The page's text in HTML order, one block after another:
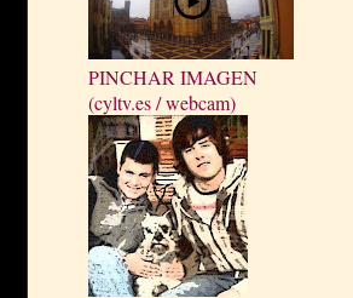
PINCHAR IMAGEN
(cyltv.es / webcam)